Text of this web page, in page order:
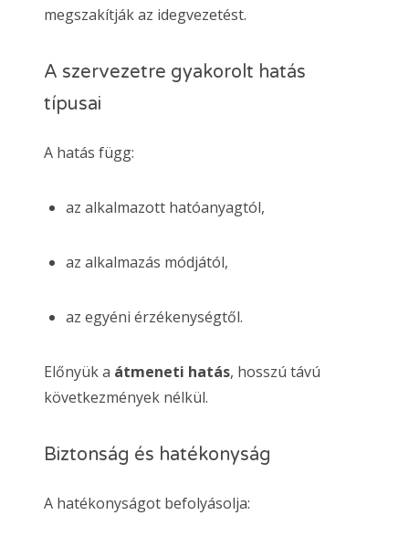
megszakítják az idegvezetést.
A szervezetre gyakorolt hatás
típusai
A hatás függ:
az alkalmazott hatóanyagtól,
az alkalmazás módjától,
az egyéni érzékenységtől.
Előnyük a átmeneti hatás, hosszú távú
következmények nélkül.
Biztonság és hatékonyság
A hatékonyságot befolyásolja: